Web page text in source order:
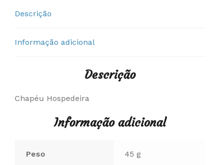
Descrição
Informação adicional
Descrição
Chapéu Hospedeira
Informação adicional
Peso 45 g